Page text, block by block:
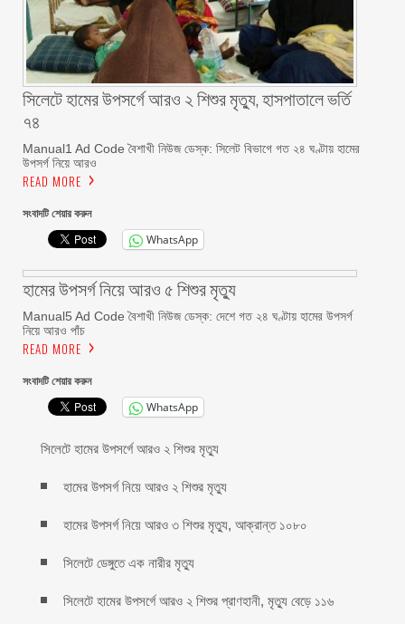
সিলেটে হামের উপসর্গে আরও ২ শিশুর মৃত্যু, হাসপাতালে ভর্তি
৭৪
Manual1 Ad Code বৈশাখী নিউজ ডেস্ক: সিলেট বিভাগে গত ২৪ ঘণ্টায় হামের
উপসর্গ নিয়ে আরও
READ MORE
সংবাদটি শেয়ার করুন
WhatsApp
হামের উপসর্গ নিয়ে আরও ৫ শিশুর মৃত্যু
Manual5 Ad Code বৈশাখী নিউজ ডেস্ক: দেশে গত ২৪ ঘণ্টায় হামের উপসর্গ
নিয়ে আরও পাঁচ
READ MORE
সংবাদটি শেয়ার করুন
WhatsApp
সিলেটে হামের উপসর্গে আরও ২ শিশুর মৃত্যু
হামের উপসর্গ নিয়ে আরও ২ শিশুর মৃত্যু
হামের উপসর্গ নিয়ে আরও ৩ শিশুর মৃত্যু, আক্রান্ত ১০৮০
সিলেটে ডেঙ্গুতে এক নারীর মৃত্যু
সিলেটে হামের উপসর্গে আরও ২ শিশুর প্রাণহানী, মৃত্যু বেড়ে ১১৬